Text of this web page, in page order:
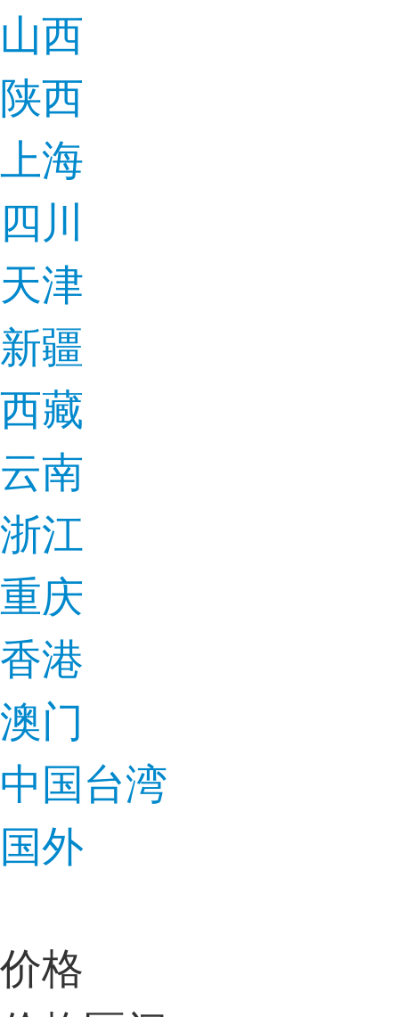
山西
陕西
上海
四川
天津
新疆
西藏
云南
浙江
重庆
香港
澳门
中国台湾
国外
价格